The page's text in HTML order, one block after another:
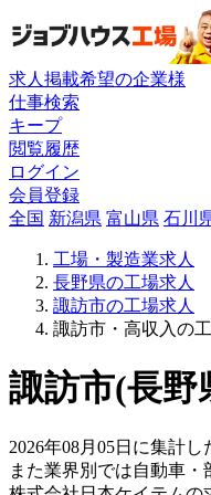
求人掲載希望の企業様
仕事検索
キープ
閲覧履歴
ログイン
会員登録
全国 新潟県 富山県 石川
工場・製造業求人
長野県の工場求人
諏訪市の工場求人
諏訪市・高収入の
諏訪市(長野
2026年08月05日に集計
また業界別では自動車